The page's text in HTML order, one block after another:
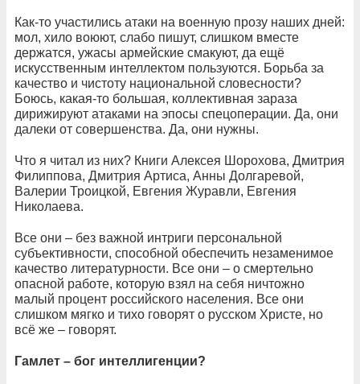
Как-то участились атаки на военную прозу наших дней:
мол, хило воюют, слабо пишут, слишком вместе
держатся, ужасы армейские смакуют, да ещё
искусственным интеллектом пользуются. Борьба за
качество и чистоту национальной словесности?
Боюсь, какая-то большая, коллективная зараза
дирижируют атаками на эпосы спецоперации. Да, они
далеки от совершенства. Да, они нужны.
Что я читал из них? Книги Алексея Шорохова, Дмитрия
Филиппова, Дмитрия Артиса, Анны Долгаревой,
Валерии Троицкой, Евгения Журавли, Евгения
Николаева.
Все они – без важной интриги персональной
субъективности, способной обеспечить незаменимое
качество литературности. Все они – о смертельно
опасной работе, которую взял на себя ничтожно
малый процент российского населения. Все они
слишком мягко и тихо говорят о русском Христе, но
всё же – говорят.
Гамлет – бог интеллигенции?